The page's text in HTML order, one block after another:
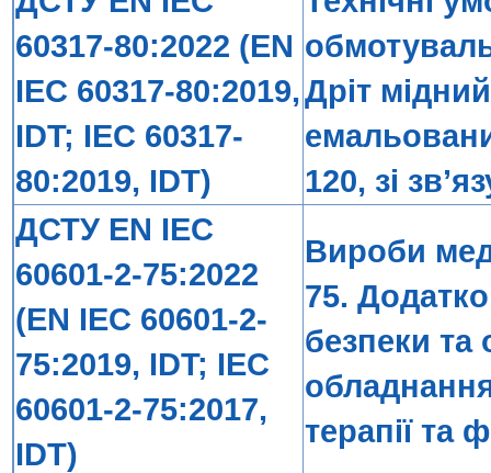
60317-80:2022 (EN
IEC 60317-80:2019,
IDT; IEC 60317-
80:2019, IDT)
Дріт
120, зі
ДСТУ EN IEC
60601-2-75:2022
(EN IEC 60601-2-
75:2019, IDT; IEC
60601-2-75:2017,
IDT)
Вироби
75.
безпеки та
терапії та